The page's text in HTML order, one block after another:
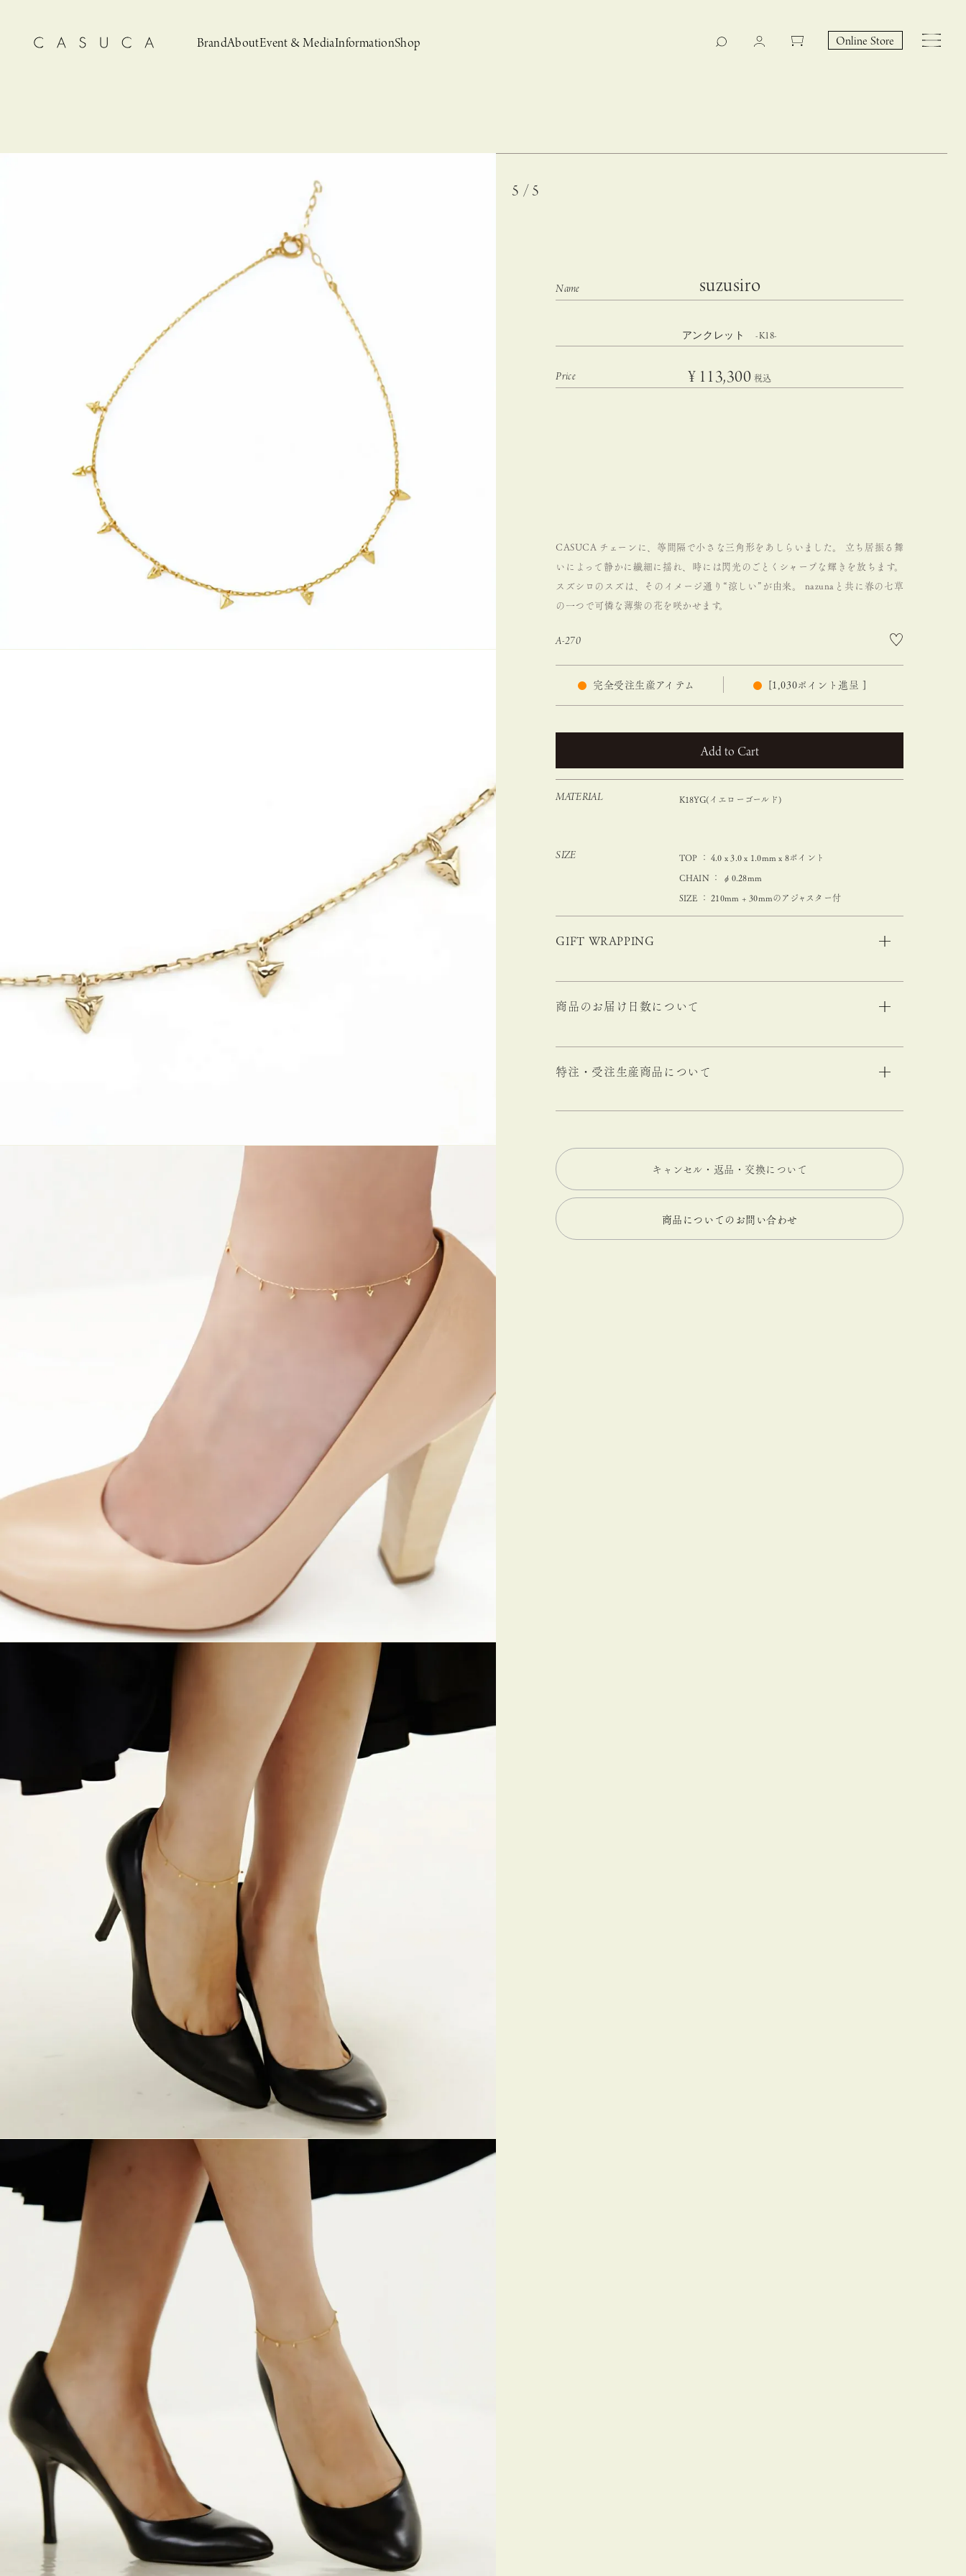
Brand
CASUCA bridal
ブライダルアクセサリーブランド
コラボレーションブランド
CASUCAと満島ひかりの
コラボレーションブランド
AboutEvent & Media
Event, News
CASUCA -Summer Campaign-
EY Collection 誕生のお知らせ 山際恵美子さん × CAS
UCA
InformationShop Online Store
5 / 5
suzusiro
アンクレット -K18-
¥ 113,300 税込
CASUCA チェーンに、等間隔で小さな三角形をあしらいました。 立ち居振る舞
いによって静かに繊細に揺れ、時には閃光のごとくシャープな輝きを放ちます。
スズシロのスズは、そのイメージ通り“涼しい”が由来。 nazunaと共に春の七草
の一つで可憐な薄紫の花を咲かせます。
A-270
完全受注生産アイテム 1,030ポイント進呈 ]
カートに入れる
MATERIAL K18YG(イエローゴールド)
SIZE TOP ： 4.0 x 3.0 x 1.0mm x 8ポイント
CHAIN ： φ0.28mm
SIZE ： 210mm + 30mmのアジャスター付
GIFT WRAPPING
商品のお届け日数について
特注・受注生産商品について
キャンセル・返品・交換について
商品についてのお問い合わせ